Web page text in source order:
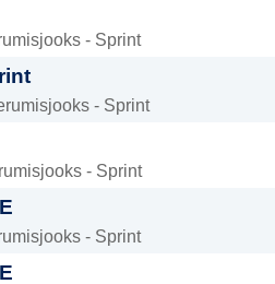
- Sprint
- Sprint
- Sprint
- Sprint